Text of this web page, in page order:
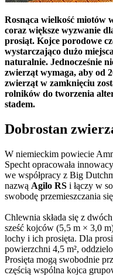
Rosnąca wielkość miotów
coraz większe wyzwanie
prosiąt. Kojce porodowe
wystarczająco dużo
naturalnie. Jednocześnie
zwierząt wymaga, aby od
zwierząt w zamknięciu
rolników do tworzenia
stadem.
Dobrostan
W niemieckim powiecie
Specht opracowała
we współpracy z Big
nazwą Agilo RS i łączy w
swobodę przemieszczania
Chlewnia składa się z
sześć kojców (5,5 m × 3,0
lochy i ich prosięta. Dla
powierzchni 4,5 m²,
Prosięta mogą swobodnie
częścią wspólna kojca